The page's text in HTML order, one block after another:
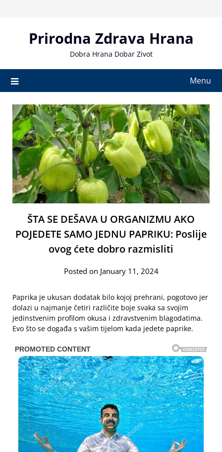
Prirodna Zdrava Hrana
Dobra Hrana Dobar Zivot
Menu
ŠTA SE DEŠAVA U ORGANIZMU AKO
POJEDETE SAMO JEDNU PAPRIKU: Poslije
ovog ćete dobro razmisliti
Posted on January 11, 2024
Paprika je ukusan dodatak bilo kojoj prehrani, pogotovo jer
dolazi u najmanje četiri različite boje svaka sa svojim
jedinstvenim profilom okusa i zdravstvenim blagodatima.
Evo što se događa s vašim tijelom kada jedete paprike.